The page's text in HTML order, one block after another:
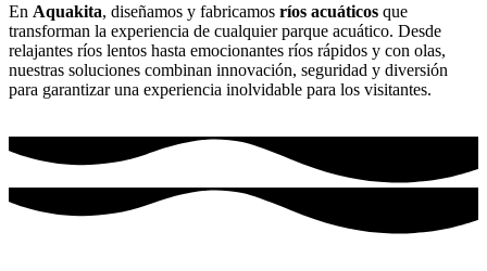
En Aquakita, diseñamos y fabricamos ríos acuáticos que
transforman la experiencia de cualquier parque acuático. Desde
relajantes ríos lentos hasta emocionantes ríos rápidos y con olas,
nuestras soluciones combinan innovación, seguridad y diversión
para garantizar una experiencia inolvidable para los visitantes.